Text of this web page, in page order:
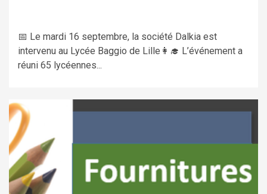
📅 Le mardi 16 septembre, la société Dalkia est
intervenu au Lycée Baggio de Lille👩‍🎓 L’événement a
réuni 65 lycéennes...